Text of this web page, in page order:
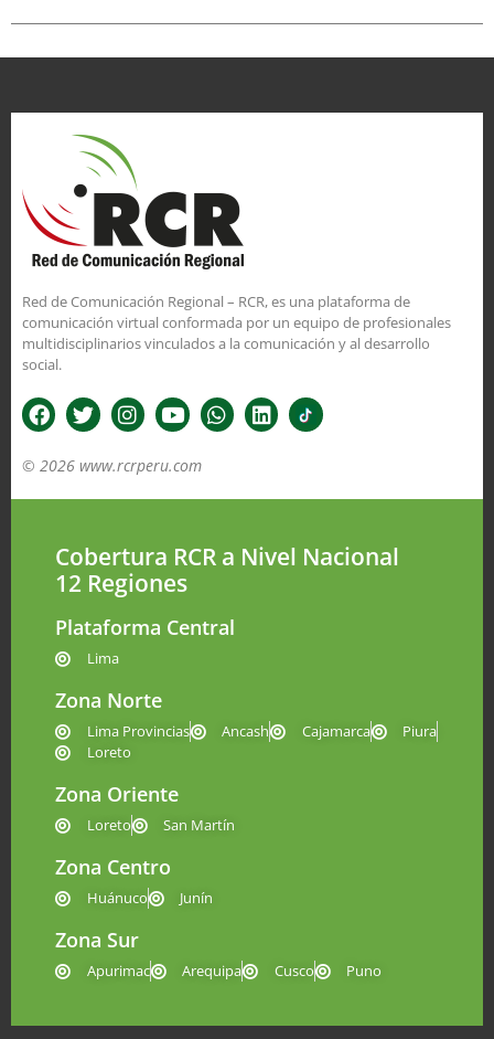
Red de Comunicación Regional – RCR, es una plataforma de
comunicación virtual conformada por un equipo de profesionales
multidisciplinarios vinculados a la comunicación y al desarrollo
social.
© 2026 www.rcrperu.com
Cobertura RCR a Nivel Nacional
12 Regiones
Plataforma Central
Lima
Zona Norte
Lima Provincias Ancash Cajamarca
Piura
Loreto
Zona Oriente
Loreto San Martín
Zona Centro
Huánuco Junín
Zona Sur
Apurimac Arequipa Cusco Puno